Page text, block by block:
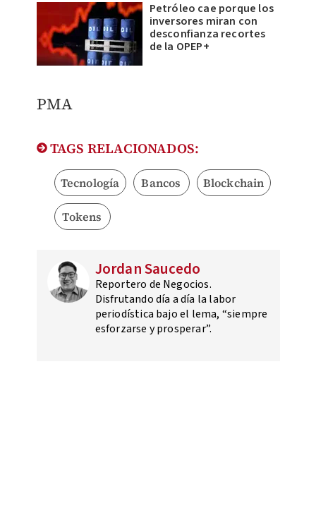
Petróleo cae porque los
inversores miran con
desconfianza recortes
de la OPEP+
PMA
TAGS RELACIONADOS:
Tecnología Bancos Blockchain
Tokens
Jordan Saucedo
Reportero de Negocios.
Disfrutando día a día la labor
periodística bajo el lema, “siempre
esforzarse y prosperar”.